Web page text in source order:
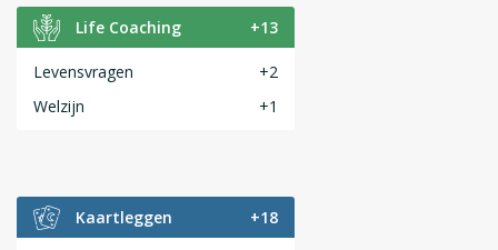
Life Coaching +13
Levensvragen
+2
Welzijn
+1
Kaartleggen +18